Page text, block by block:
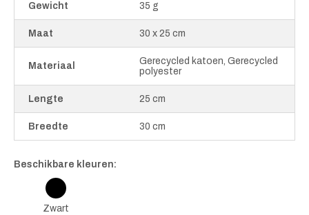
Gewicht 35 g
Maat 30 x 25 cm
Materiaal
Gerecycled katoen, Gerecycled
polyester
Lengte 25 cm
Breedte 30 cm
Beschikbare kleuren:
Zwart